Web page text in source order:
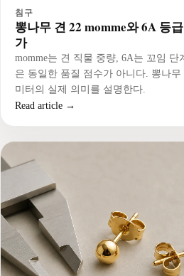
침구
뽕나무 견 22 momme와 6A 등
가
momme는 견 직물 중량, 6A는 꼬임
은 동일한 품질 점수가 아니다. 뽕나
미터의 실제 의미를 설명한다.
Read article →